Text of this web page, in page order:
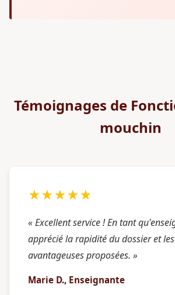
Témoignages de
mouchin
★★★★★
« Excellent service ! En tant
apprécié la rapidité du dossier et
avantageuses proposées. »
Marie D., Enseignante